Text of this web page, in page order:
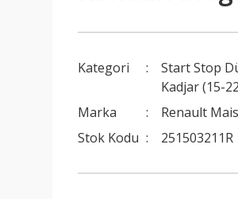
Kategori Start Stop
Kadjar (15-
Marka
Renault Mais
Stok Kodu
251503211R